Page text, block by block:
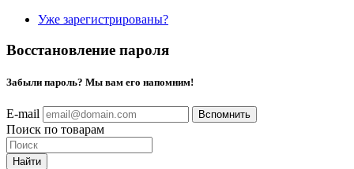
Уже зарегистрированы?
Восстановление пароля
Забыли пароль? Мы вам его напомним!
E-mail
Поиск по товарам
Найти